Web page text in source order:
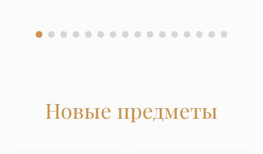
Новые предметы